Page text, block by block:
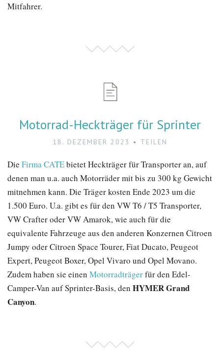
Mitfahrer.
Motorrad-Heckträger für Sprinter
18. DEZEMBER 2023 TEILEN
Die Firma CATEbietet Heckträger für Transporter an, auf
denen man u.a. auch Motorräder mit bis zu 300 kg Gewicht
mitnehmen kann. Die Träger kosten Ende 2023 um die
1.500 Euro. U.a. gibt es für den VW T6 / T5 Transporter,
VW Crafter oder VW Amarok, wie auch für die
equivalente Fahrzeuge aus den anderen Konzernen Citroen
Jumpy oder Citroen Space Tourer, Fiat Ducato, Peugeot
Expert, Peugeot Boxer, Opel Vivaro und Opel Movano.
Zudem haben sie einen Motorradträgerfür den Edel-
Camper-Van auf Sprinter-Basis, den HYMER Grand
Canyon.